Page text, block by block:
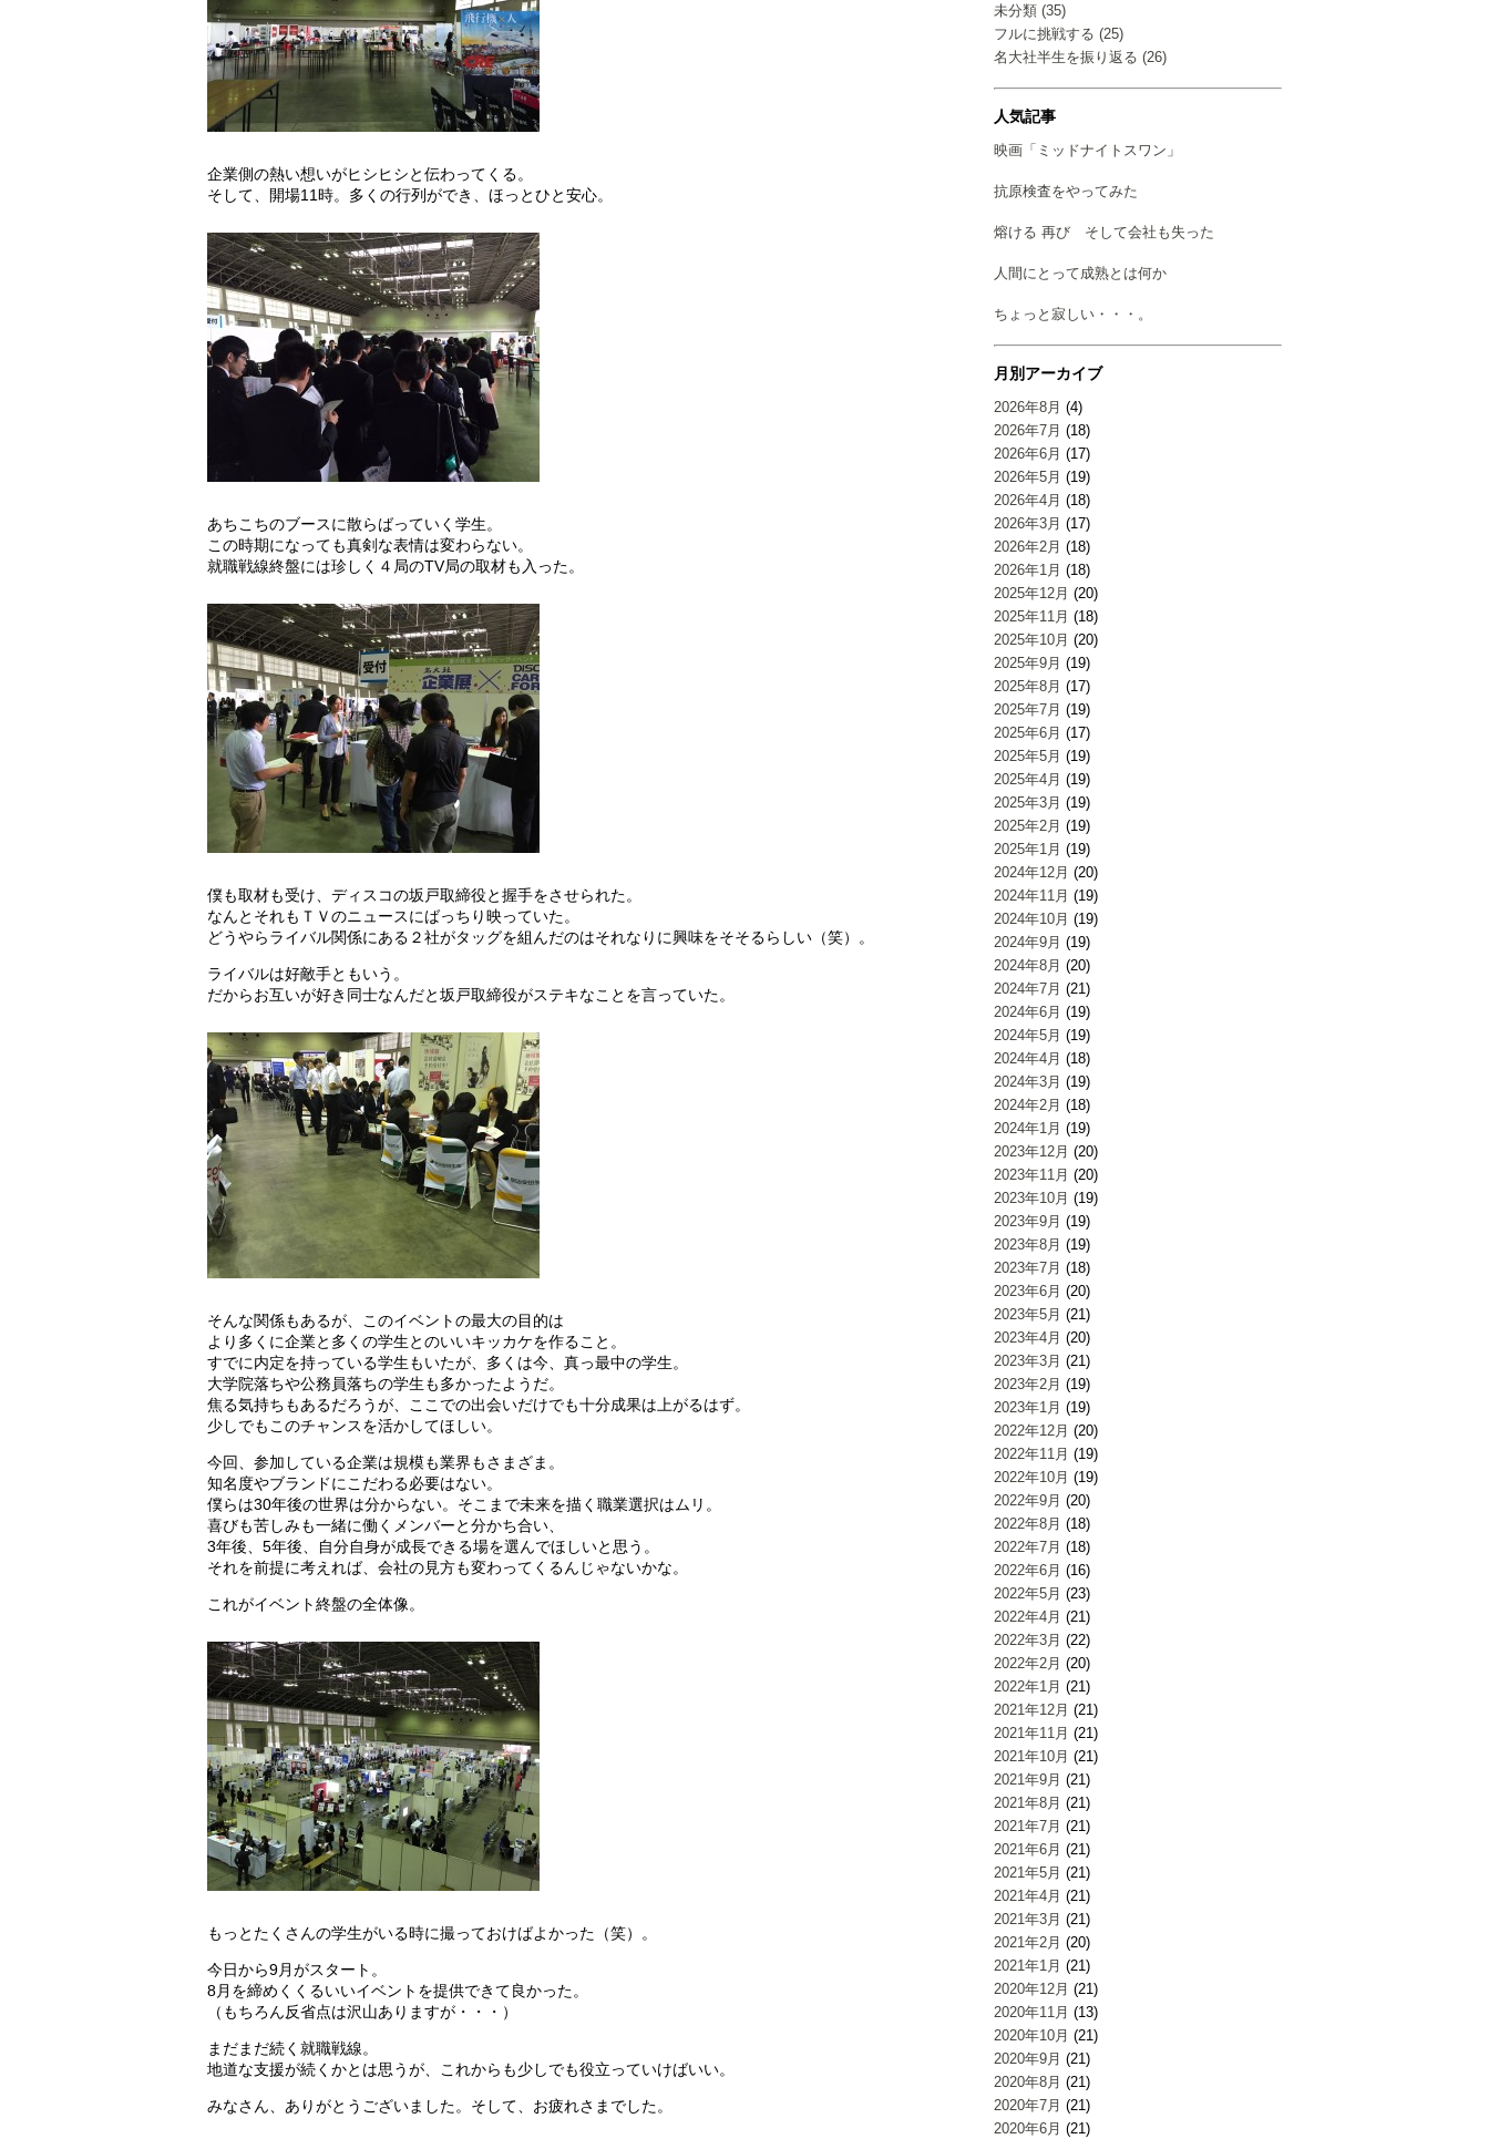
未分類 (35)
フルに挑戦する (25)
名大社半生を振り返る (26)
人気記事
映画「ミッドナイトスワン」
抗原検査をやってみた
熔ける 再び そして会社も失った
人間にとって成熟とは何か
ちょっと寂しい・・・。
月別アーカイブ
2026年8月 (4)
2026年7月 (18)
2026年6月 (17)
2026年5月 (19)
2026年4月 (18)
2026年3月 (17)
2026年2月 (18)
2026年1月 (18)
2025年12月 (20)
2025年11月 (18)
2025年10月 (20)
2025年9月 (19)
2025年8月 (17)
2025年7月 (19)
2025年6月 (17)
2025年5月 (19)
2025年4月 (19)
2025年3月 (19)
2025年2月 (19)
2025年1月 (19)
2024年12月 (20)
2024年11月 (19)
2024年10月 (19)
2024年9月 (19)
2024年8月 (20)
2024年7月 (21)
2024年6月 (19)
2024年5月 (19)
2024年4月 (18)
2024年3月 (19)
2024年2月 (18)
2024年1月 (19)
2023年12月 (20)
2023年11月 (20)
2023年10月 (19)
2023年9月 (19)
2023年8月 (19)
2023年7月 (18)
2023年6月 (20)
2023年5月 (21)
2023年4月 (20)
2023年3月 (21)
2023年2月 (19)
2023年1月 (19)
2022年12月 (20)
2022年11月 (19)
2022年10月 (19)
2022年9月 (20)
2022年8月 (18)
2022年7月 (18)
2022年6月 (16)
2022年5月 (23)
2022年4月 (21)
2022年3月 (22)
2022年2月 (20)
2022年1月 (21)
2021年12月 (21)
2021年11月 (21)
2021年10月 (21)
2021年9月 (21)
2021年8月 (21)
2021年7月 (21)
2021年6月 (21)
2021年5月 (21)
2021年4月 (21)
2021年3月 (21)
2021年2月 (20)
2021年1月 (21)
2020年12月 (21)
2020年11月 (13)
2020年10月 (21)
2020年9月 (21)
2020年8月 (21)
2020年7月 (21)
2020年6月 (21)
企業側の熱い想いがヒシヒシと伝わってくる。
そして、開場11時。多くの行列ができ、ほっとひと安心。
あちこちのブースに散らばっていく学生。
この時期になっても真剣な表情は変わらない。
就職戦線終盤には珍しく４局のTV局の取材も入った。
僕も取材も受け、ディスコの坂戸取締役と握手をさせられた。
なんとそれもＴＶのニュースにばっちり映っていた。
どうやらライバル関係にある２社がタッグを組んだのはそれなりに興味をそそるらしい（笑）。
ライバルは好敵手ともいう。
だからお互いが好き同士なんだと坂戸取締役がステキなことを言っていた。
そんな関係もあるが、このイベントの最大の目的は
より多くに企業と多くの学生とのいいキッカケを作ること。
すでに内定を持っている学生もいたが、多くは今、真っ最中の学生。
大学院落ちや公務員落ちの学生も多かったようだ。
焦る気持ちもあるだろうが、ここでの出会いだけでも十分成果は上がるはず。
少しでもこのチャンスを活かしてほしい。
今回、参加している企業は規模も業界もさまざま。
知名度やブランドにこだわる必要はない。
僕らは30年後の世界は分からない。そこまで未来を描く職業選択はムリ。
喜びも苦しみも一緒に働くメンバーと分かち合い、
3年後、5年後、自分自身が成長できる場を選んでほしいと思う。
それを前提に考えれば、会社の見方も変わってくるんじゃないかな。
これがイベント終盤の全体像。
もっとたくさんの学生がいる時に撮っておけばよかった（笑）。
今日から9月がスタート。
8月を締めくくるいいイベントを提供できて良かった。
（もちろん反省点は沢山ありますが・・・）
まだまだ続く就職戦線。
地道な支援が続くかとは思うが、これからも少しでも役立っていけばいい。
みなさん、ありがとうございました。そして、お疲れさまでした。